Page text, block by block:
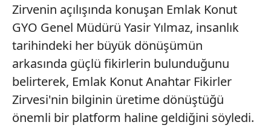
Zirvenin açılışında konuşan Emlak Konut
GYO Genel Müdürü Yasir Yılmaz, insanlık
tarihindeki her büyük dönüşümün
arkasında güçlü fikirlerin bulunduğunu
belirterek, Emlak Konut Anahtar Fikirler
Zirvesi'nin bilginin üretime dönüştüğü
önemli bir platform haline geldiğini söyledi.